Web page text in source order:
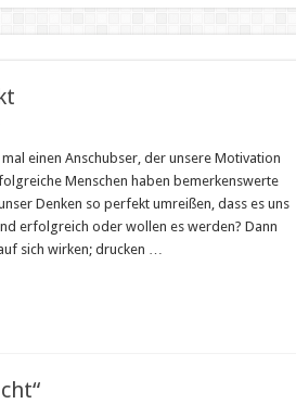
einen Anschubser, der unsere Motivation
Menschen haben bemerkenswerte
Denken so perfekt umreißen, dass es uns
erfolgreich oder wollen es werden? Dann
sich wirken; drucken …